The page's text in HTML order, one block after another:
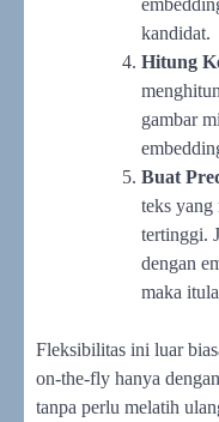
kandidat.
Hitung
gambar
Buat
teks yang
tertinggi.
dengan
maka
Fleksibilitas ini luar
on-the-fly hanya
tanpa perlu melatih